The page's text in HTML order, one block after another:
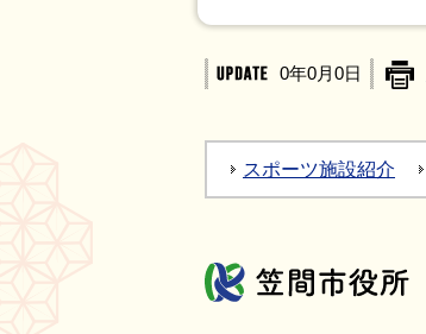
0年0月0日
スポーツ施設紹介